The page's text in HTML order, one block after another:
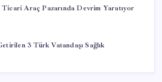
Araç Pazarında Devrim Yaratıyor
3 Türk Vatandaşı Sağlık